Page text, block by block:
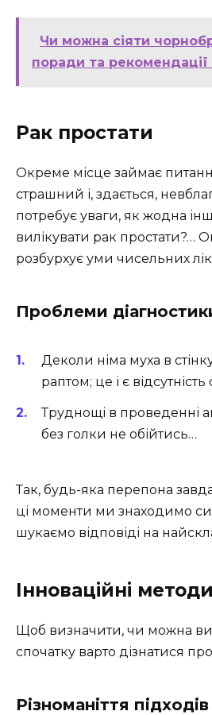
Чи можна сіяти
поради та рекомендації
Рак простати
Окреме місце займає
страшний і, здається,
потребує уваги, як жодна
вилікувати рак простати?…
розбурхує уми чисельних
Проблеми
Деколи німа муха в
раптом; це і є
Труднощі в проведенні
без голки не обійтись…
Так, будь-яка перепона
ці моменти ми знаходимо
шукаємо відповіді на
Інноваційні
Щоб визначити, чи можна
спочатку варто дізнатися
Різноманіття підходів